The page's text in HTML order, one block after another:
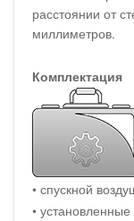
расстоянии от
миллиметров.
Комплектация
• спускной
• установленные